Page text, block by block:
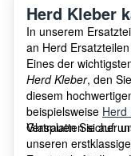
Herd Kleber
In unserem
an Herd
Eines der
Herd Kleber, den
diesem
beispielsweise Herd
Glasplatten sicher
Vertrauen Sie auf
unseren